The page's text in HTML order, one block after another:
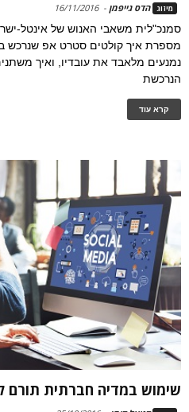
מיזוג הדס גייפמן -
16/11/2016
סמנכ"לית משאבי האנוש של אינטל-
מספרת איך קולטים סטרט אפ שנרכש
נמנעים מלאבד את עובדיו, ואיך
הנרכשת
קרא עוד
שימוש במדיה חברתית תורם